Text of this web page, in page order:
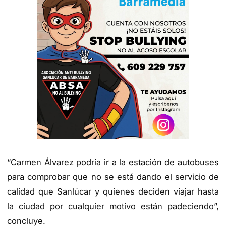
“Carmen Álvarez podría ir a la estación de autobuses
para comprobar que no se está dando el servicio de
calidad que Sanlúcar y quienes deciden viajar hasta
la ciudad por cualquier motivo están padeciendo”,
concluye.